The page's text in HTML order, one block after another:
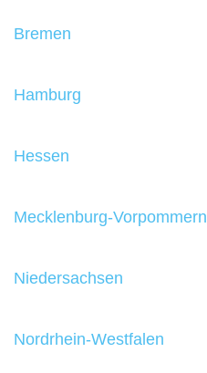
Bremen
Hamburg
Hessen
Mecklenburg-Vorpommern
Niedersachsen
Nordrhein-Westfalen